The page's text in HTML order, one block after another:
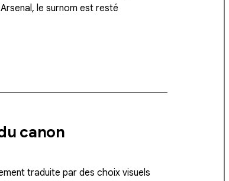
le surnom est resté
canon
traduite par des choix visuels